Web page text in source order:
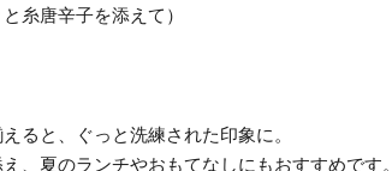
糸唐辛子を添えて）
ると、ぐっと洗練された印象に。
、夏のランチやおもてなしにもおすすめです。